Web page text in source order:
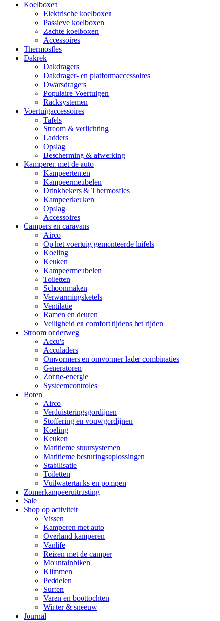
Koelboxen
Elektrische koelboxen
Passieve koelboxen
Zachte koelboxen
Accessoires
Thermosfles
Dakrek
Dakdragers
Dakdrager- en platformaccessoires
Dwarsdragers
Populaire Voertuigen
Racksystemen
Voertuigaccessoires
Tafels
Stroom & verlichting
Ladders
Opslag
Bescherming & afwerking
Kamperen met de auto
Kampeertenten
Kampeermeubelen
Drinkbekers & Thermosfles
Kampeerkeuken
Opslag
Accessoires
Campers en caravans
Airco
Op het voertuig gemonteerde luifels
Koeling
Keuken
Kampeermeubelen
Toiletten
Schoonmaken
Verwarmingsketels
Ventilatie
Ramen en deuren
Veiligheid en comfort tijdens het rijden
Stroom onderweg
Accu's
Acculaders
Omvormers en omvormer lader combinaties
Generatoren
Zonne-energie
Systeemcontroles
Boten
Airco
Verduisteringsgordijnen
Stoffering en vouwgordijnen
Koeling
Keuken
Maritieme stuursystemen
Maritieme besturingsoplossingen
Stabilisatie
Toiletten
Vuilwatertanks en pompen
Zomerkampeeruitrusting
Sale
Shop op activiteit
Vissen
Kamperen met auto
Overland kamperen
Vanlife
Reizen met de camper
Mountainbiken
Klimmen
Peddelen
Surfen
Varen en boottochten
Winter & sneeuw
Journal